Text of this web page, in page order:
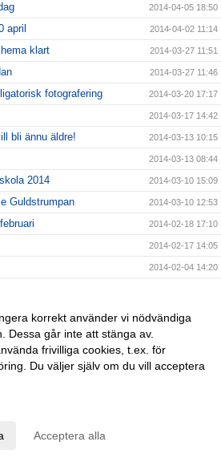
2014-04-05 18:50
april 2014-04-02 11:14
klart 2014-03-27 11:51
2014-03-27 11:46
fotografering 2014-03-20 17:17
2014-03-17 14:42
bli ännu äldre! 2014-03-13 10:15
2014-03-13 08:44
2014 2014-03-10 15:09
Guldstrumpan 2014-03-10 12:53
2014-02-18 17:10
2014-02-17 14:05
2014-02-04 14:20
100 årsfirande 2014-01-26 11:09
2014-01-26 11:06
korrekt använder vi nödvändiga
Dessa går inte att stänga av.
frivilliga cookies, t.ex. för
Du väljer själv om du vill acceptera
Acceptera alla